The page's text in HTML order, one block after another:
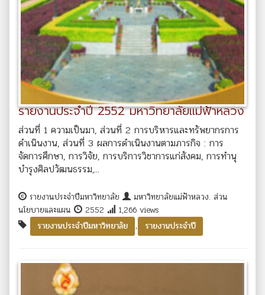
รายงานประจำปี 2552 มหาวิทยาลัยแม่ฟ้าหลวง
ส่วนที่ 1 ความเป็นมา, ส่วนที่ 2 การบริหารและทรัพยากรการ
ดำเนินงาน, ส่วนที่ 3 ผลการดำเนินงานตามภารกิจ : การ
จัดการศึกษา, การวิจัย, การบริการวิชาการแก่สังคม, การทำนุ
บำรุงศิลปวัฒนธรรม,...
รายงานประจำปีมหาวิทยาลัย
มหาวิทยาลัยแม่ฟ้าหลวง. ส่วน
นโยบายและแผน
2552
1,266 views
รายงานประจำปีมหาวิทยาลัย
, รายงานประจำปี